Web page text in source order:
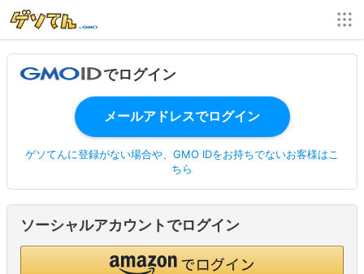
でログイン
ゲソてんに登録がない場合や、GMO IDをお持ちでないお客様はこ
ちら
ソーシャルアカウントでログイン